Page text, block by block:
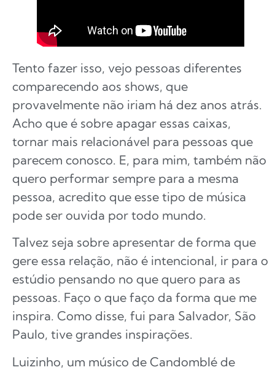
Tento fazer isso, vejo pessoas diferentes
comparecendo aos shows, que
provavelmente não iriam há dez anos atrás.
Acho que é sobre apagar essas caixas,
tornar mais relacionável para pessoas que
parecem conosco. E, para mim, também não
quero performar sempre para a mesma
pessoa, acredito que esse tipo de música
pode ser ouvida por todo mundo.
Talvez seja sobre apresentar de forma que
gere essa relação, não é intencional, ir para o
estúdio pensando no que quero para as
pessoas. Faço o que faço da forma que me
inspira. Como disse, fui para Salvador, São
Paulo, tive grandes inspirações.
Luizinho, um músico de Candomblé de